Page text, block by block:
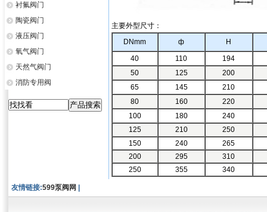
衬氟阀门
陶瓷阀门
液压阀门
氧气阀门
天然气阀门
消防专用阀
主要外型尺寸 ：
DNmm
ф
H
40
110
194
50
125
200
65
145
210
80
160
220
100
180
240
125
210
250
150
240
265
200
295
310
250
355 340
友情链接:599泵阀网